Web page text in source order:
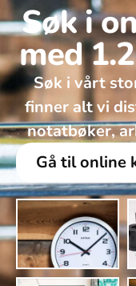
Søk i
med
Søk i vårt
finner alt vi
notatbøker,
Gå til online